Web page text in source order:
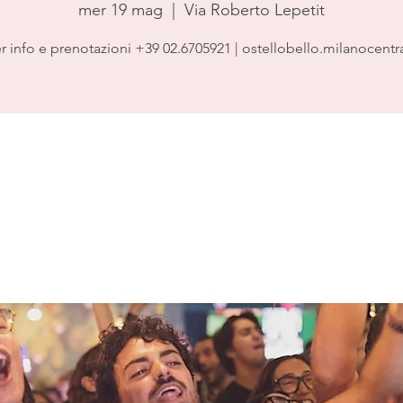
mer 19 mag Via Roberto Lepetit
info e prenotazioni +39 02.6705921 |